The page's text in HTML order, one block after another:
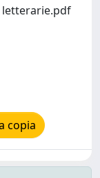
letterarie.pdf
copia